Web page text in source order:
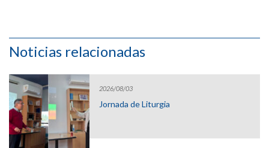
Noticias relacionadas
2026/08/03
Jornada de Liturgia